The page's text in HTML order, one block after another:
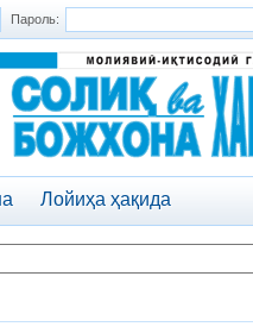
Пароль:
Лойиҳа ҳақида